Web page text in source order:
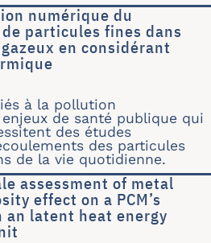
numérique du
particules fines dans
en considérant
à la pollution
de santé publique qui
des études
des particules
de la vie quotidienne.
assessment of metal
effect on a PCM’s
an latent heat energy